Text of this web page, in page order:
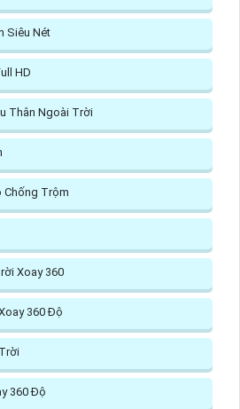
Siêu Nét
HD
Thân Ngoài Trời
Chống Trộm
Xoay 360
360 Độ
360 Độ